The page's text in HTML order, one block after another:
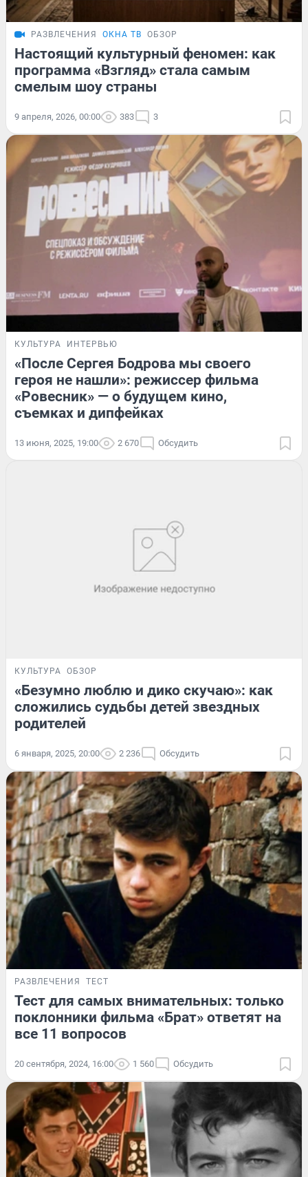
РАЗВЛЕЧЕНИЯ ОКНА ТВ ОБЗОР
Настоящий культурный феномен: как
программа «Взгляд» стала самым
смелым шоу страны
9 апреля, 2026, 00:00 383 3
КУЛЬТУРА ИНТЕРВЬЮ
«После Сергея Бодрова мы своего
героя не нашли»: режиссер фильма
«Ровесник» — о будущем кино,
съемках и дипфейках
13 июня, 2025, 19:00 2 670 Обсудить
КУЛЬТУРА ОБЗОР
«Безумно люблю и дико скучаю»: как
сложились судьбы детей звездных
родителей
6 января, 2025, 20:00 2 236 Обсудить
РАЗВЛЕЧЕНИЯ ТЕСТ
Тест для самых внимательных: только
поклонники фильма «Брат» ответят на
все 11 вопросов
20 сентября, 2024, 16:00 1 560 Обсудить